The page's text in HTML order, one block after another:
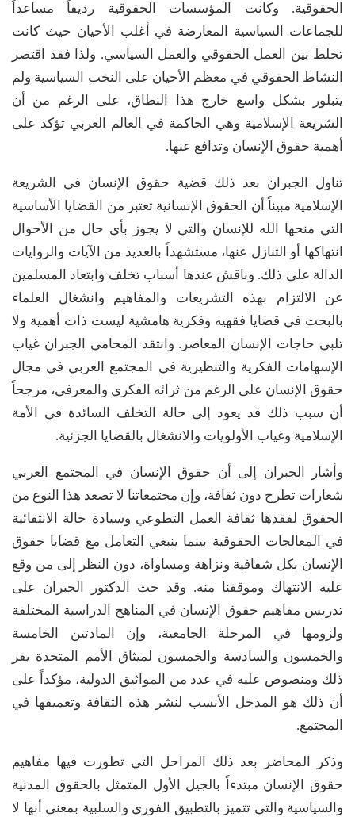
الحقوقية. وكانت المؤسسات الحقوقية رديفاً مساعداً
للجماعات السياسية المعارضة في أغلب الأحيان حيث كانت
تخلط بين العمل الحقوقي والعمل السياسي. ولذا فقد اقتصر
النشاط الحقوقي في معظم الأحيان على النخب السياسية ولم
يتبلور بشكل واسع خارج هذا النطاق، على الرغم من أن
الشريعة الإسلامية وهي الحاكمة في العالم العربي تؤكد على
أهمية حقوق الإنسان وتدافع عنها.
تناول الجبران بعد ذلك قضية حقوق الإنسان في الشريعة
الإسلامية مبيناً أن الحقوق الإنسانية تعتبر من القضايا الأساسية
التي منحها الله للإنسان والتي لا يجوز بأي حال من الأحوال
انتهاكها أو التنازل عنها، مستشهداً بالعديد من الآيات والروايات
الدالة على ذلك. وناقش عندها أسباب تخلف وابتعاد المسلمين
عن الالتزام بهذه التشريعات والمفاهيم وانشغال العلماء
بالبحث في قضايا فقهيه وفكرية هامشية ليست ذات أهمية ولا
تلبي حاجات الإنسان المعاصر. وانتقد المحامي الجبران غياب
الإسهامات الفكرية والتنظيرية في المجتمع العربي في مجال
حقوق الإنسان على الرغم من ثرائه الفكري والمعرفي، مرجحاً
أن سبب ذلك قد يعود إلى حالة التخلف السائدة في الأمة
الإسلامية وغياب الأولويات والانشغال بالقضايا الجزئية.
وأشار الجبران إلى أن حقوق الإنسان في المجتمع العربي
شعارات تطرح دون ثقافة، وإن مجتمعاتنا لا تصعد هذا النوع من
الحقوق لفقدها ثقافة العمل التطوعي وسيادة حالة الانتقائية
في المعالجات الحقوقية بينما ينبغي التعامل مع قضايا حقوق
الإنسان بكل شفافية ونزاهة ومساواة، دون النظر إلى من وقع
عليه الانتهاك وموقفنا منه. وقد حث الدكتور الجبران على
تدريس مفاهيم حقوق الإنسان في المناهج الدراسية المختلفة
ولزومها في المرحلة الجامعية، وإن المادتين الخامسة
والخمسون والسادسة والخمسون لميثاق الأمم المتحدة يقر
ذلك ومنصوص عليه في عدد من المواثيق الدولية، مؤكداً على
أن ذلك هو المدخل الأنسب لنشر هذه الثقافة وتعميقها في
المجتمع.
وذكر المحاضر بعد ذلك المراحل التي تطورت فيها مفاهيم
حقوق الإنسان مبتدءاً بالجيل الأول المتمثل بالحقوق المدنية
والسياسية والتي تتميز بالتطبيق الفوري والسلبية بمعنى أنها لا